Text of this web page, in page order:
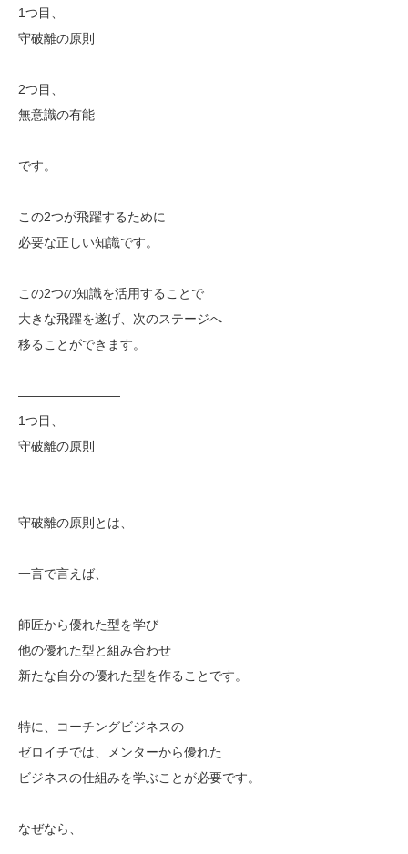
1つ目、
守破離の原則
2つ目、
無意識の有能
です。
この2つが飛躍するために
必要な正しい知識です。
この2つの知識を活用することで
大きな飛躍を遂げ、次のステージへ
移ることができます。
————————
1つ目、
守破離の原則
————————
守破離の原則とは、
一言で言えば、
師匠から優れた型を学び
他の優れた型と組み合わせ
新たな自分の優れた型を作ることです。
特に、コーチングビジネスの
ゼロイチでは、メンターから優れた
ビジネスの仕組みを学ぶことが必要です。
なぜなら、